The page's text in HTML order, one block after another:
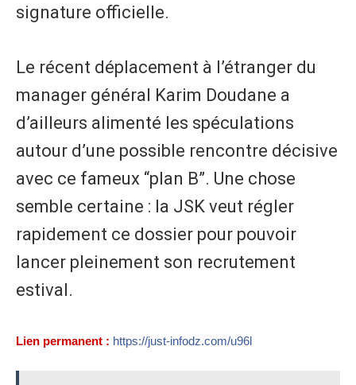
signature officielle.
Le récent déplacement à l’étranger du
manager général Karim Doudane a
d’ailleurs alimenté les spéculations
autour d’une possible rencontre décisive
avec ce fameux “plan B”. Une chose
semble certaine : la JSK veut régler
rapidement ce dossier pour pouvoir
lancer pleinement son recrutement
estival.
Lien permanent : https://just-infodz.com/u96l